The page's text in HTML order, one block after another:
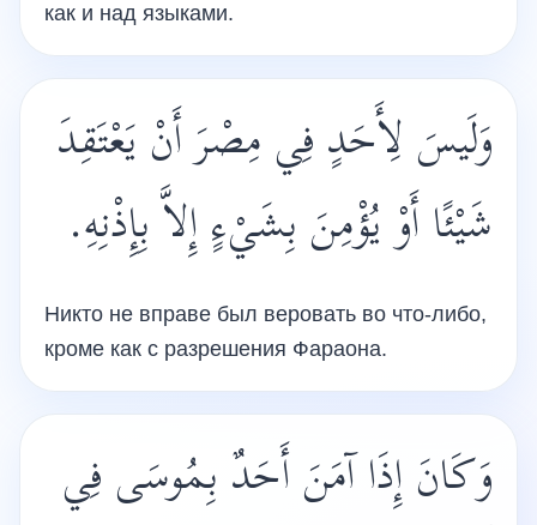
как и над языками.
وَلَيسَ لِأَحَدٍ فِي مِصْرَ أَنْ يَعْتَقِدَ
شَيْئًا أَوْ يُؤْمِنَ بِشَيْءٍ إِلاَّ بِإِذْنِهِ.‏
Никто не вправе был веровать во что-либо,
кроме как с разрешения Фараона.
وَكَانَ إِذَا آمَنَ أَحَدٌ بِمُوسَى فِي